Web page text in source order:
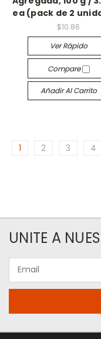
ea (pack de 2
$10.86
Ver Rápido
Compare
Añadir Al Carrito
1 2 3 4
UNITE A